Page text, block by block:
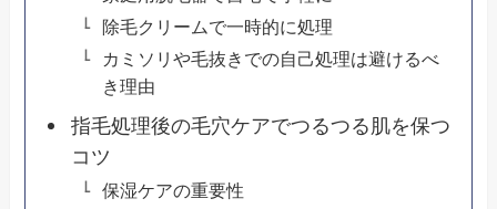
除毛クリームで一時的に処理
カミソリや毛抜きでの自己処理は避けるべ
き理由
指毛処理後の毛穴ケアでつるつる肌を保つ
コツ
保湿ケアの重要性